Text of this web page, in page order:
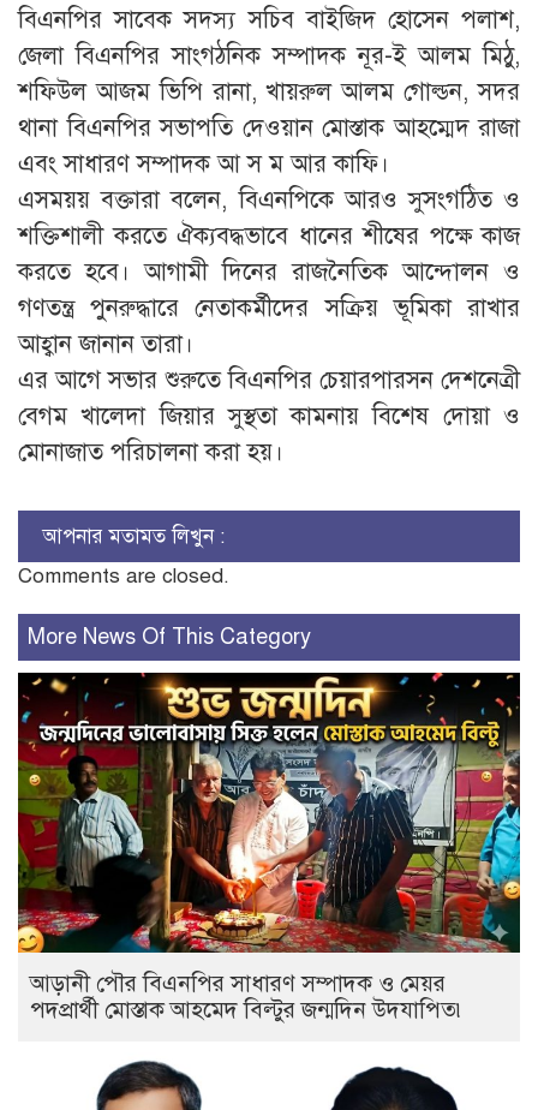
বিএনপির সাবেক সদস্য সচিব বাইজিদ হোসেন পলাশ,
জেলা বিএনপির সাংগঠনিক সম্পাদক নূর-ই আলম মিঠু,
শফিউল আজম ভিপি রানা, খায়রুল আলম গোল্ডন, সদর
থানা বিএনপির সভাপতি দেওয়ান মোস্তাক আহম্মেদ রাজা
এবং সাধারণ সম্পাদক আ স ম আর কাফি।
এসময়য় বক্তারা বলেন, বিএনপিকে আরও সুসংগঠিত ও
শক্তিশালী করতে ঐক্যবদ্ধভাবে ধানের শীষের পক্ষে কাজ
করতে হবে। আগামী দিনের রাজনৈতিক আন্দোলন ও
গণতন্ত্র পুনরুদ্ধারে নেতাকর্মীদের সক্রিয় ভূমিকা রাখার
আহ্বান জানান তারা।
এর আগে সভার শুরুতে বিএনপির চেয়ারপারসন দেশনেত্রী
বেগম খালেদা জিয়ার সুস্থতা কামনায় বিশেষ দোয়া ও
মোনাজাত পরিচালনা করা হয়।
আপনার মতামত লিখুন :
Comments are closed.
More News Of This Category
আড়ানী পৌর বিএনপির সাধারণ সম্পাদক ও মেয়র
পদপ্রার্থী মোস্তাক আহমেদ বিল্টুর জন্মদিন উদযাপিত৷